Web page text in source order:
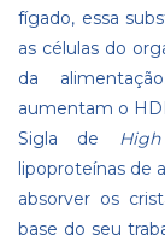
fígado, essa
as células do
da
aumentam o
Sigla de
lipoproteínas de
absorver os
base do seu